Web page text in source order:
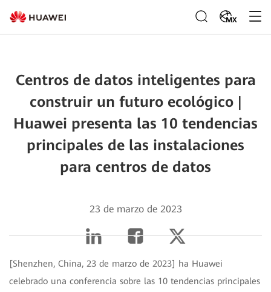
MX
Centros de datos inteligentes para
construir un futuro ecológico |
Huawei presenta las 10 tendencias
principales de las instalaciones
para centros de datos
23 de marzo de 2023
[Shenzhen, China, 23 de marzo de 2023] ha Huawei
celebrado una conferencia sobre las 10 tendencias principales